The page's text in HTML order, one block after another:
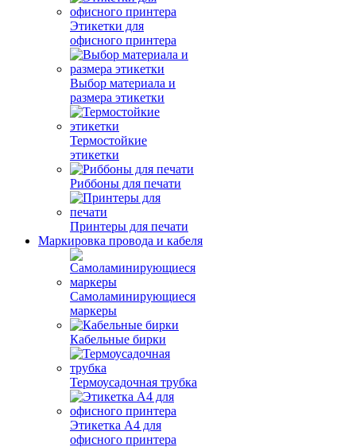
Этикетки для
офисного принтера
Выбор материала и
размера этикетки
Термостойкие
этикетки
Риббоны для печати
Принтеры для печати
Маркировка провода и кабеля
Самоламинирующиеся
маркеры
Кабельные бирки
Термоусадочная трубка
Этикетка А4 для
офисного принтера